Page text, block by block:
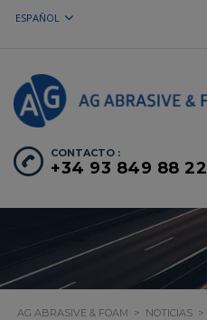
ESPAÑOL
CONTACTO :
+34 93 849 88 22
AG ABRASIVE & FOAM > NOTICIAS >